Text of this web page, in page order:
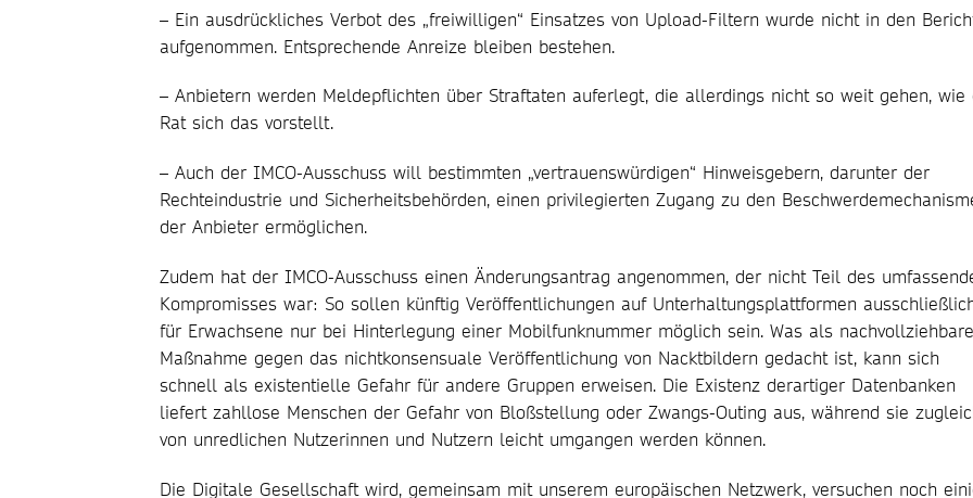
– Ein ausdrückliches Verbot des „freiwilligen“ Einsatzes von Upload-Filtern wurde nicht in den
aufgenommen. Entsprechende Anreize bleiben bestehen.
– Anbietern werden Meldepflichten über Straftaten auferlegt, die allerdings nicht so weit gehen, wie
Rat sich das vorstellt.
– Auch der IMCO-Ausschuss will bestimmten „vertrauenswürdigen“ Hinweisgebern, darunter der
Rechteindustrie und Sicherheitsbehörden, einen privilegierten Zugang zu den
der Anbieter ermöglichen.
Zudem hat der IMCO-Ausschuss einen Änderungsantrag angenommen, der nicht Teil des
Kompromisses war: So sollen künftig Veröffentlichungen auf Unterhaltungsplattformen
für Erwachsene nur bei Hinterlegung einer Mobilfunknummer möglich sein. Was als nachvollziehbare
Maßnahme gegen das nichtkonsensuale Veröffentlichung von Nacktbildern gedacht ist, kann sich
schnell als existentielle Gefahr für andere Gruppen erweisen. Die Existenz derartiger Datenbanken
liefert zahllose Menschen der Gefahr von Bloßstellung oder Zwangs-Outing aus, während sie
von unredlichen Nutzerinnen und Nutzern leicht umgangen werden können.
Die Digitale Gesellschaft wird, gemeinsam mit unserem europäischen Netzwerk, versuchen noch